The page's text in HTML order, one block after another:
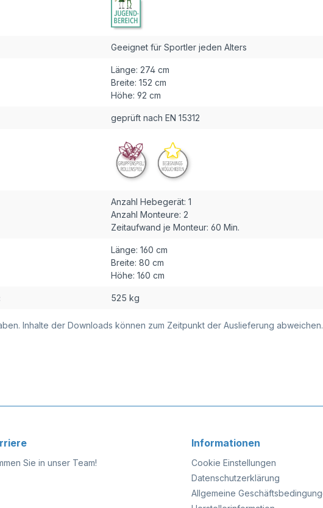
Geeignet für Sportler jeden Alters
Länge: 274 cm
Breite: 152 cm
Höhe: 92 cm
geprüft nach EN 15312
Anzahl Hebegerät: 1
Anzahl Monteure: 2
Zeitaufwand je Monteur: 60 Min.
Länge: 160 cm
Breite: 80 cm
Höhe: 160 cm
525 kg
Inhalte der Downloads können zum Zeitpunkt der Auslieferung abweichen.
Sie in unser Team!
Informationen
Cookie Einstellungen
Datenschutzerklärung
Allgemeine